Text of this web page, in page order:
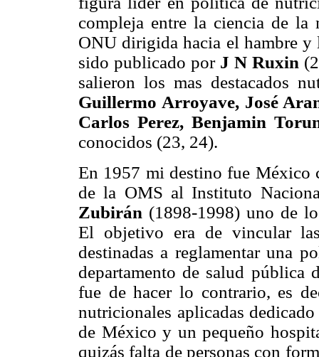
compleja entre la ciencia de
ONU dirigida hacia el hambre y
sido publicado por J N Ruxin
salieron los mas destacados
Guillermo Arroyave, José
Carlos Perez, Benjamin
conocidos (23, 24).
En 1957 mi destino fue México
de la OMS al Instituto
Zubirán (1898-1998) uno de
El objetivo era de vincular
destinadas a reglamentar una
departamento de salud
fue de hacer lo contrario, es
nutricionales aplicadas
de México y un pequeño
quizás falta de personas con